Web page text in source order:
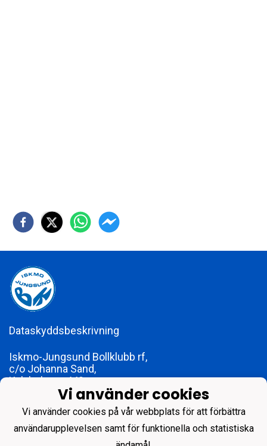
Dataskyddsbeskrivning
Iskmo-Jungsund Bollklubb rf,
c/o Johanna Sand,
Kalvholmsv 440,
65630 Karperö
FO-nummer 1773979-2
Vi använder cookies
Vi använder cookies på vår webbplats för att förbättra
användarupplevelsen samt för funktionella och statistiska